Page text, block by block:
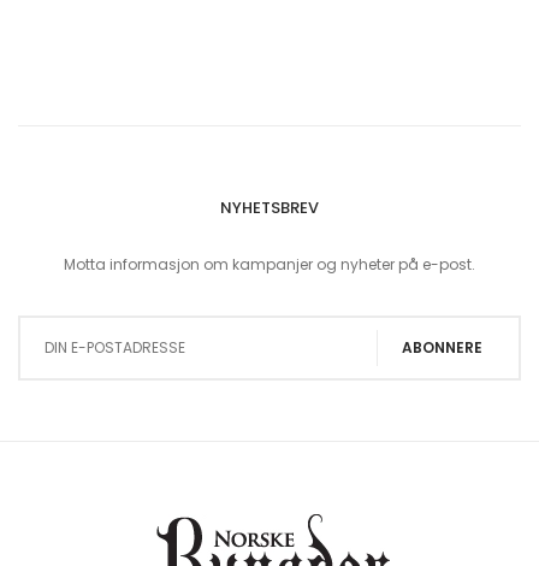
NYHETSBREV
Motta informasjon om kampanjer og nyheter på e-post.
ABONNERE